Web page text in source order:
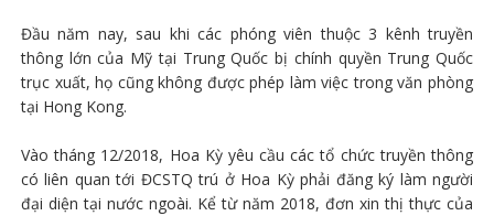
Đầu năm nay, sau khi các phóng viên thuộc 3 kênh truyền
thông lớn của Mỹ tại Trung Quốc bị chính quyền Trung Quốc
trục xuất, họ cũng không được phép làm việc trong văn phòng
tại Hong Kong.
Vào tháng 12/2018, Hoa Kỳ yêu cầu các tổ chức truyền thông
có liên quan tới ĐCSTQ trú ở Hoa Kỳ phải đăng ký làm người
đại diện tại nước ngoài. Kể từ năm 2018, đơn xin thị thực của